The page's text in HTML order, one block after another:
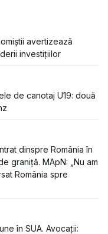
avertizează
investițiilor
de canotaj U19: două
dinspre România în
graniță. MApN: „Nu am
România spre
în SUA. Avocații: